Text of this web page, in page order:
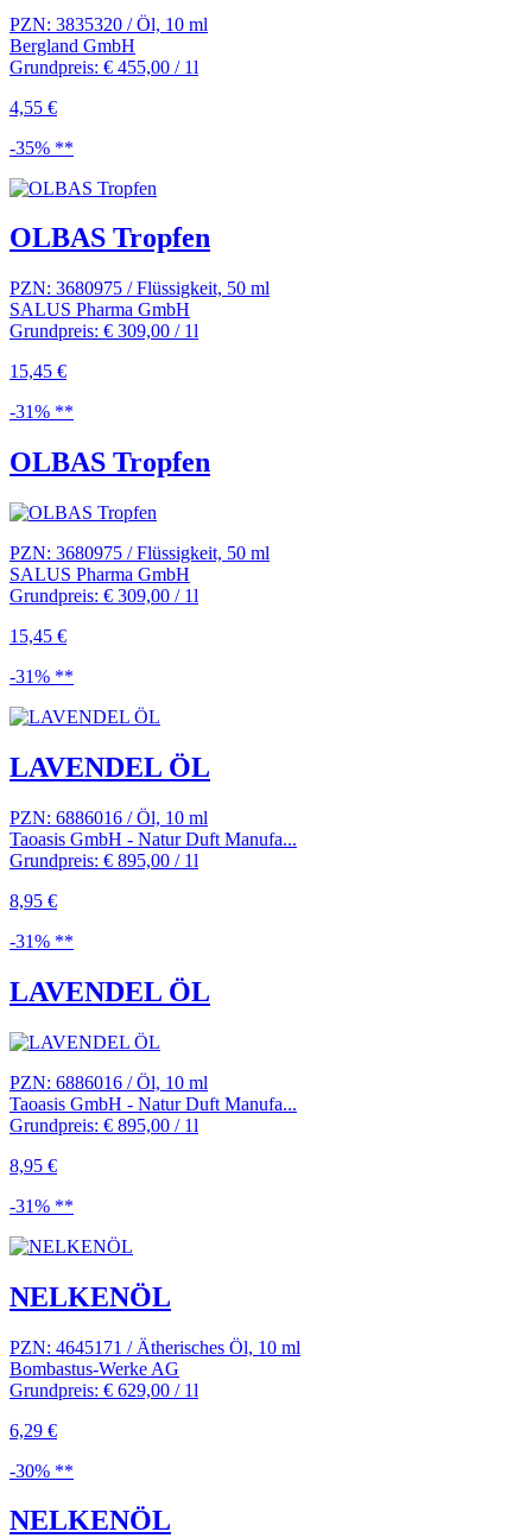
PZN: 3835320 / Öl, 10 ml
Bergland GmbH
Grundpreis: € 455,00 / 1l
4,55 €
-35% **
OLBAS Tropfen
PZN: 3680975 / Flüssigkeit, 50 ml
SALUS Pharma GmbH
Grundpreis: € 309,00 / 1l
15,45 €
-31% **
OLBAS Tropfen
PZN: 3680975 / Flüssigkeit, 50 ml
SALUS Pharma GmbH
Grundpreis: € 309,00 / 1l
15,45 €
-31% **
LAVENDEL ÖL
PZN: 6886016 / Öl, 10 ml
Taoasis GmbH - Natur Duft Manufa...
Grundpreis: € 895,00 / 1l
8,95 €
-31% **
LAVENDEL ÖL
PZN: 6886016 / Öl, 10 ml
Taoasis GmbH - Natur Duft Manufa...
Grundpreis: € 895,00 / 1l
8,95 €
-31% **
NELKENÖL
PZN: 4645171 / Ätherisches Öl, 10 ml
Bombastus-Werke AG
Grundpreis: € 629,00 / 1l
6,29 €
-30% **
NELKENÖL